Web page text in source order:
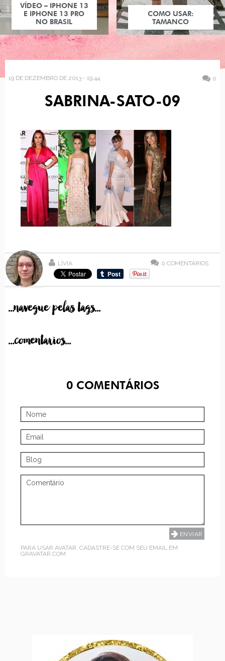
VÍDEO – IPHONE 13
E IPHONE 13 PRO
NO BRASIL
COMO USAR:
TAMANCO
19 DE DEZEMBRO DE 2013 - 19:44 0
SABRINA-SATO-09
LÍVIA 0 COMENTÁRIOS
...navegue pelas tags...
...comentarios...
0COMENTÁRIOS
PARA USAR AVATAR, CADASTRE-SE COM SEU EMAIL EM
GRAVATAR.COM